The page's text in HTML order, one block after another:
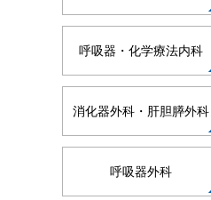
呼吸器・化学療法内科
消化器外科・肝胆膵外科
呼吸器外科